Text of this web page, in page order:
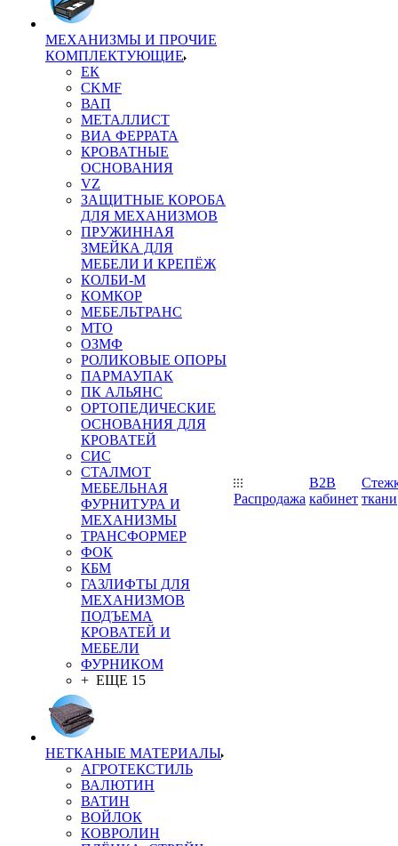
МЕХАНИЗМЫ И ПРОЧИЕ
КОМПЛЕКТУЮЩИЕ
ЕК
CKMF
ВАП
МЕТАЛЛИСТ
ВИА ФЕРРАТА
КРОВАТНЫЕ
ОСНОВАНИЯ
VZ
ЗАЩИТНЫЕ КОРОБА
ДЛЯ МЕХАНИЗМОВ
ПРУЖИННАЯ
ЗМЕЙКА ДЛЯ
МЕБЕЛИ И КРЕПЁЖ
КОЛБИ-М
КОМКОР
МЕБЕЛЬТРАНС
MTO
ОЗМФ
РОЛИКОВЫЕ ОПОРЫ
ПАРМАУПАК
ПК АЛЬЯНС
ОРТОПЕДИЧЕСКИЕ
ОСНОВАНИЯ ДЛЯ
КРОВАТЕЙ
СИС
СТАЛМОТ
МЕБЕЛЬНАЯ
ФУРНИТУРА И
МЕХАНИЗМЫ
ТРАНСФОРМЕР
ФОК
КБМ
ГАЗЛИФТЫ ДЛЯ
МЕХАНИЗМОВ
ПОДЪЕМА
КРОВАТЕЙ И
МЕБЕЛИ
ФУРНИКОМ
+ ЕЩЕ 15
НЕТКАНЫЕ МАТЕРИАЛЫ
АГРОТЕКСТИЛЬ
ВАЛЮТИН
ВАТИН
ВОЙЛОК
КОВРОЛИН
Распродажа
B2B
кабинет ткани